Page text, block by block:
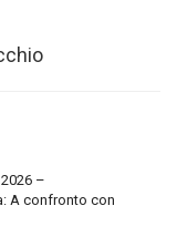
–
A confronto con